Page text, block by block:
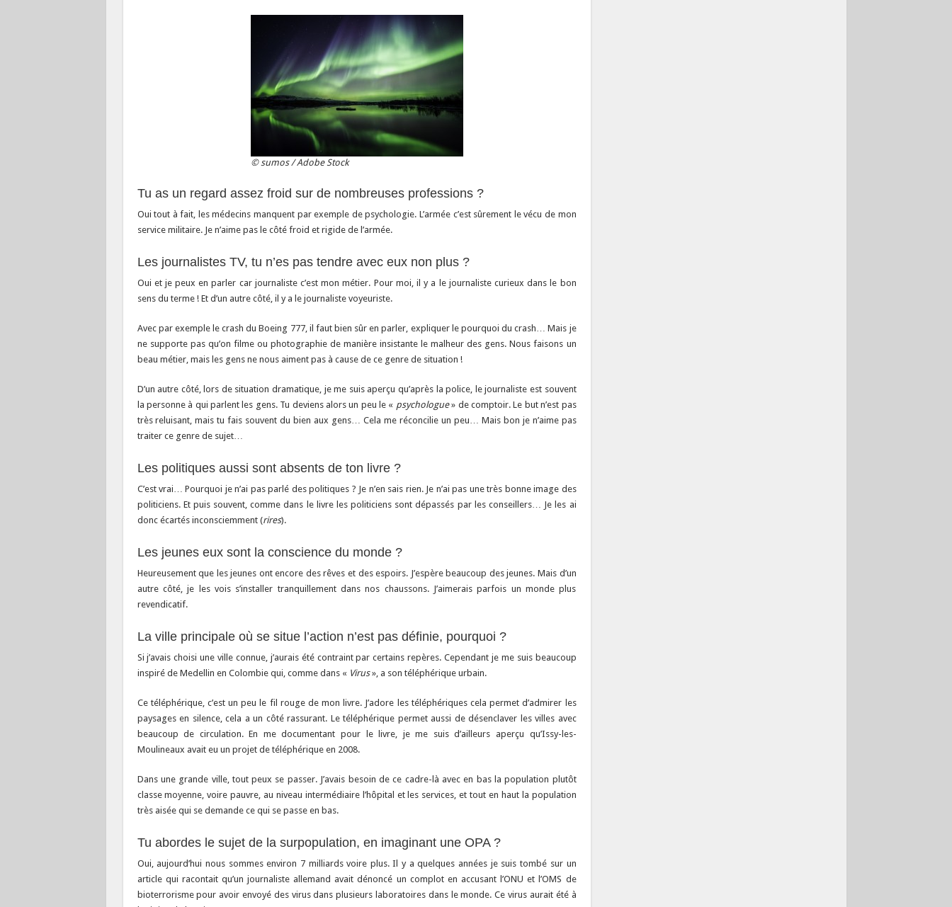
© sumos / Adobe Stock
Tu as un regard assez froid sur de nombreuses professions ?
Oui tout à fait, les médecins manquent par exemple de psychologie. L’armée c’est sûrement le vécu de mon
service militaire. Je n’aime pas le côté froid et rigide de l’armée.
Les journalistes TV, tu n’es pas tendre avec eux non plus ?
Oui et je peux en parler car journaliste c’est mon métier. Pour moi, il y a le journaliste curieux dans le bon
sens du terme ! Et d’un autre côté, il y a le journaliste voyeuriste.
Avec par exemple le crash du Boeing 777, il faut bien sûr en parler, expliquer le pourquoi du crash… Mais je
ne supporte pas qu’on filme ou photographie de manière insistante le malheur des gens. Nous faisons un
beau métier, mais les gens ne nous aiment pas à cause de ce genre de situation !
D’un autre côté, lors de situation dramatique, je me suis aperçu qu’après la police, le journaliste est souvent
la personne à qui parlent les gens. Tu deviens alors un peu le « psychologue» de comptoir. Le but n’est pas
très reluisant, mais tu fais souvent du bien aux gens… Cela me réconcilie un peu… Mais bon je n’aime pas
traiter ce genre de sujet…
Les politiques aussi sont absents de ton livre ?
C’est vrai… Pourquoi je n’ai pas parlé des politiques ? Je n’en sais rien. Je n’ai pas une très bonne image des
politiciens. Et puis souvent, comme dans le livre les politiciens sont dépassés par les conseillers… Je les ai
donc écartés inconsciemment (rires).
Les jeunes eux sont la conscience du monde ?
Heureusement que les jeunes ont encore des rêves et des espoirs. J’espère beaucoup des jeunes. Mais d’un
autre côté, je les vois s’installer tranquillement dans nos chaussons. J’aimerais parfois un monde plus
revendicatif.
La ville principale où se situe l’action n’est pas définie, pourquoi ?
Si j’avais choisi une ville connue, j’aurais été contraint par certains repères. Cependant je me suis beaucoup
inspiré de Medellin en Colombie qui, comme dans « Virus», a son téléphérique urbain.
Ce téléphérique, c’est un peu le fil rouge de mon livre. J’adore les téléphériques cela permet d’admirer les
paysages en silence, cela a un côté rassurant. Le téléphérique permet aussi de désenclaver les villes avec
beaucoup de circulation. En me documentant pour le livre, je me suis d’ailleurs aperçu qu’Issy-les-
Moulineaux avait eu un projet de téléphérique en 2008.
Dans une grande ville, tout peux se passer. J’avais besoin de ce cadre-là avec en bas la population plutôt
classe moyenne, voire pauvre, au niveau intermédiaire l’hôpital et les services, et tout en haut la population
très aisée qui se demande ce qui se passe en bas.
Tu abordes le sujet de la surpopulation, en imaginant une OPA ?
Oui, aujourd’hui nous sommes environ 7 milliards voire plus. Il y a quelques années je suis tombé sur un
article qui racontait qu’un journaliste allemand avait dénoncé un complot en accusant l’ONU et l’OMS de
bioterrorisme pour avoir envoyé des virus dans plusieurs laboratoires dans le monde. Ce virus aurait été à